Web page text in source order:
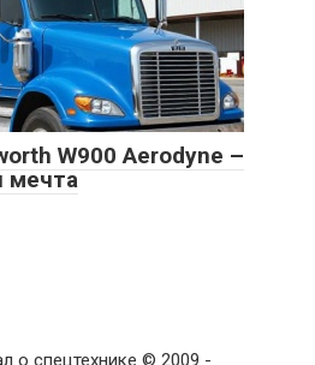
W900 Aerodyne –
мечта
о спецтехнике © 2009 -